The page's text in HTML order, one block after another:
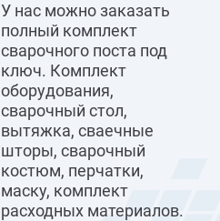
У нас можно заказать
полный комплект
сварочного поста под
ключ. Комплект
оборудования,
сварочный стол,
вытяжка, сваечные
шторы, сварочный
костюм, перчатки,
маску, комплект
расходных материалов.